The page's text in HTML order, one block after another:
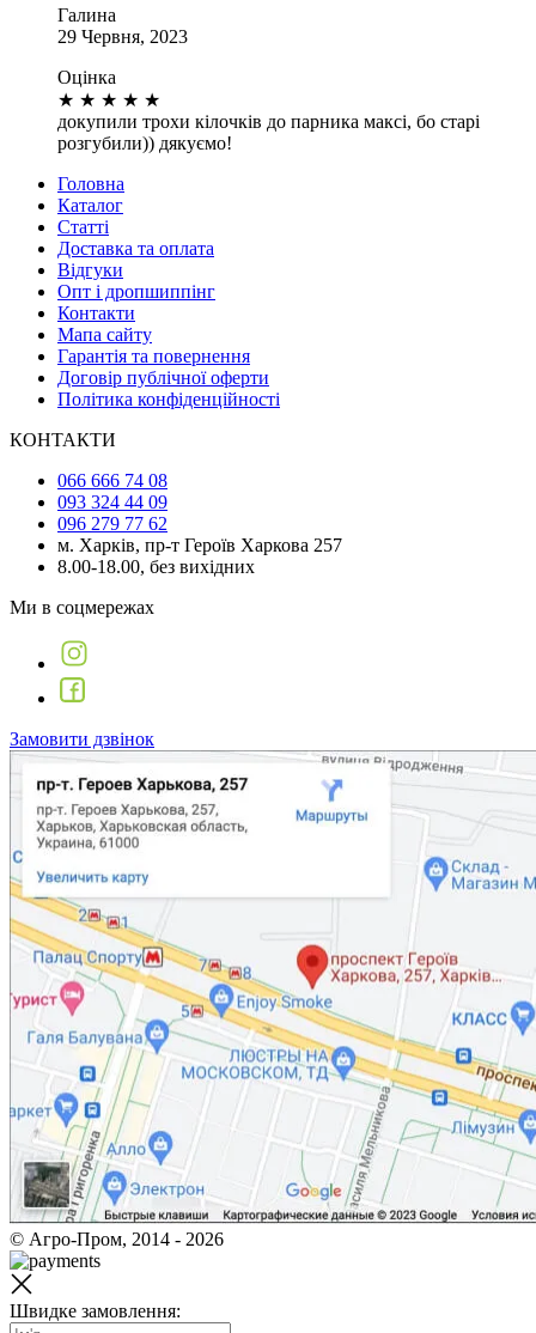
Галина
29 Червня, 2023
Оцінка
★ ★ ★ ★ ★
докупили трохи кілочків до парника максі, бо старі
розгубили)) дякуємо!
Головна
Каталог
Статті
Доставка та оплата
Відгуки
Опт і дропшиппінг
Контакти
Мапа сайту
Гарантія та повернення
Договір публічної оферти
Політика конфіденційності
КОНТАКТИ
066 666 74 08
093 324 44 09
096 279 77 62
м. Харків, пр-т Героїв Харкова 257
8.00-18.00, без вихідних
Ми в соцмережах
Замовити дзвінок
© Агро-Пром, 2014 - 2026
Швидке замовлення: